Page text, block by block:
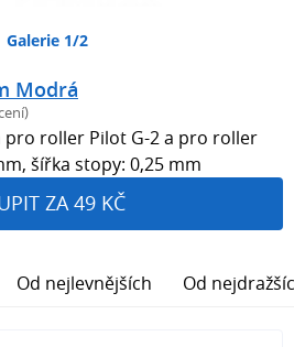
Galerie 1/2
Modrá
roller Pilot G-2 a pro roller
šířka stopy: 0,25 mm
ZA 49 KČ
Od nejlevnějších Od